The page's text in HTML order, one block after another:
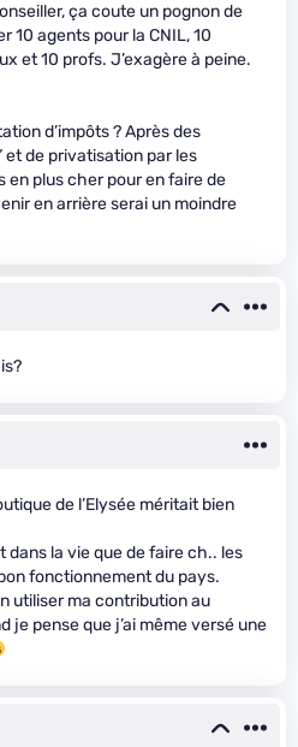
ça coute un pognon de
10 agents pour la CNIL, 10
et 10 profs. J’exagère à peine.
d’impôts ? Après des
et de privatisation par les
en plus cher pour en faire de
en arrière serai un moindre
de l’Elysée méritait bien
dans la vie que de faire ch.. les
fonctionnement du pays.
utiliser ma contribution au
je pense que j’ai même versé une